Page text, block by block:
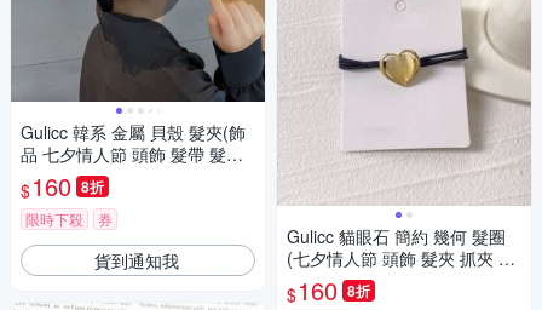
Gulicc 韓系 金屬 貝殼 髮夾(飾
品 七夕情人節 頭飾 髮帶 髮箍
生日禮物 主題穿搭 約會 )
$160 8折
限時下殺 券
貨到通知我
Gulicc 貓眼石 簡約 幾何 髮圈
(七夕情人節 頭飾 髮夾 抓夾 髮
圈 韓國 生日禮物 )
$160 8折